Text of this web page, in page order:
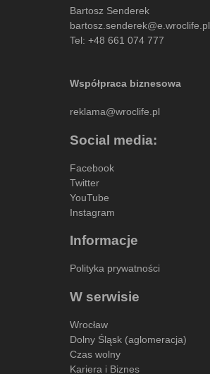
Bartosz Senderek
bartosz.senderek@e.wroclife.pl
Tel: +48 661 074 777
Współpraca biznesowa
reklama@wroclife.pl
Social media:
Facebook
Twitter
YouTube
Instagram
Informacje
Polityka prywatności
W serwisie
Wrocław
Dolny Śląsk (aglomeracja)
Czas wolny
Kariera i Biznes